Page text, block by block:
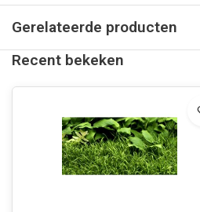
Gerelateerde producten
Recent bekeken